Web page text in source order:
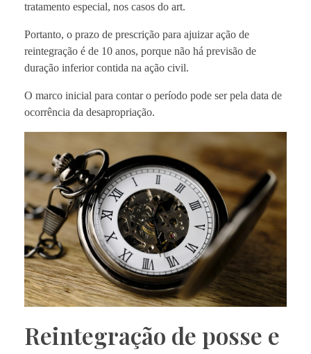
tratamento especial, nos casos do art.
Portanto, o prazo de prescrição para ajuizar ação de
reintegração é de 10 anos, porque não há previsão de
duração inferior contida na ação civil.
O marco inicial para contar o período pode ser pela data de
ocorrência da desapropriação.
Reintegração de posse e